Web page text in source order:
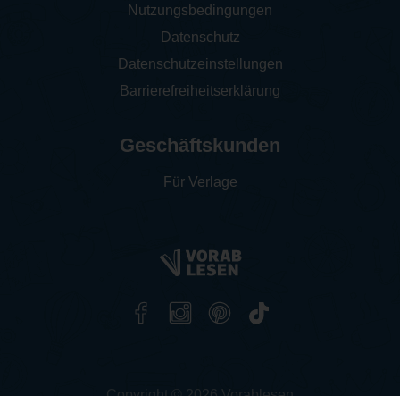
Nutzungsbedingungen
Datenschutz
Datenschutzeinstellungen
Barrierefreiheitserklärung
Geschäftskunden
Für Verlage